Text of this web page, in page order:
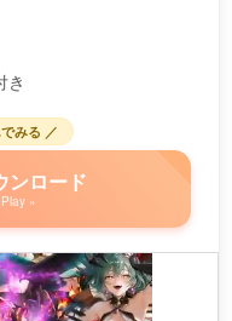
き
みる ／
ンロード
»